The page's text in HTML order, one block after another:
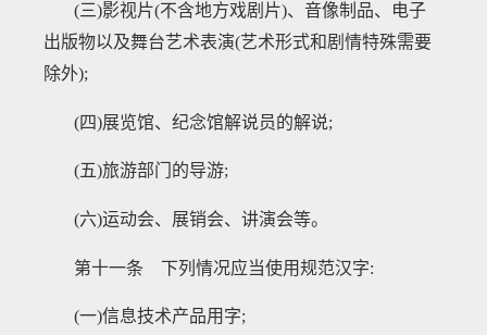
(三)影视片(不含地方戏剧片)、音像制品、电子
出版物以及舞台艺术表演(艺术形式和剧情特殊需要
除外);
(四)展览馆、纪念馆解说员的解说;
(五)旅游部门的导游;
(六)运动会、展销会、讲演会等。
第十一条 下列情况应当使用规范汉字:
(一)信息技术产品用字;